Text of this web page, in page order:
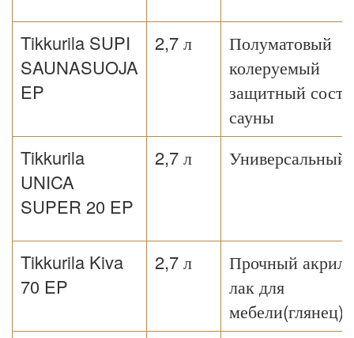
Tikkurila SUPI
SAUNASUOJA
EP
2,7 л
Полуматовый
колеруемый
защитный
сауны
Tikkurila
UNICA
SUPER 20 EP
2,7 л Универсальный
Tikkurila Kiva
70 EP
2,7 л
Прочный
лак для
мебели(глянец)